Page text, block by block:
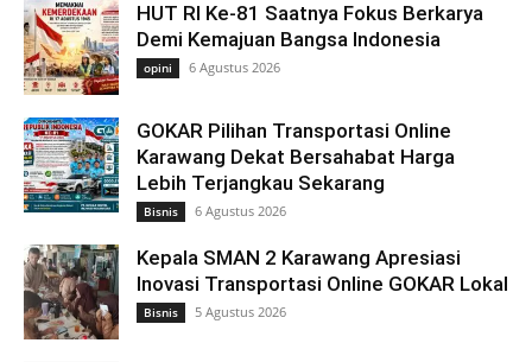
HUT RI Ke-81 Saatnya Fokus Berkarya
Demi Kemajuan Bangsa Indonesia
opini 6 Agustus 2026
GOKAR Pilihan Transportasi Online
Karawang Dekat Bersahabat Harga
Lebih Terjangkau Sekarang
Bisnis 6 Agustus 2026
Kepala SMAN 2 Karawang Apresiasi
Inovasi Transportasi Online GOKAR Lokal
Bisnis 5 Agustus 2026